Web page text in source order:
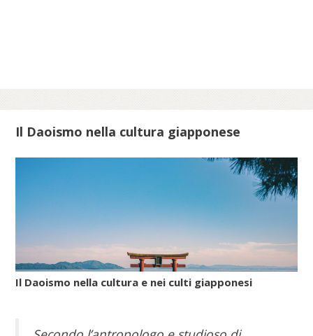
Il Daoismo nella cultura giapponese
Il Daoismo nella cultura e nei culti giapponesi